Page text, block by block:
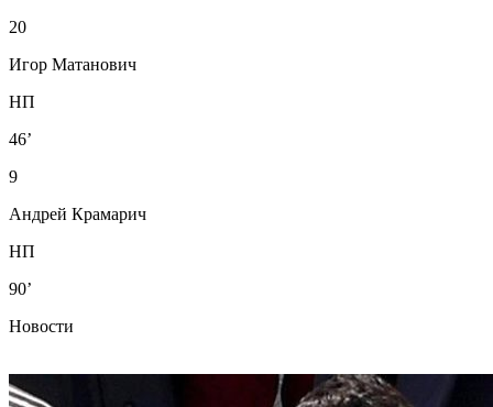
20
Игор Матанович
НП
46’
9
Андрей Крамарич
НП
90’
Новости